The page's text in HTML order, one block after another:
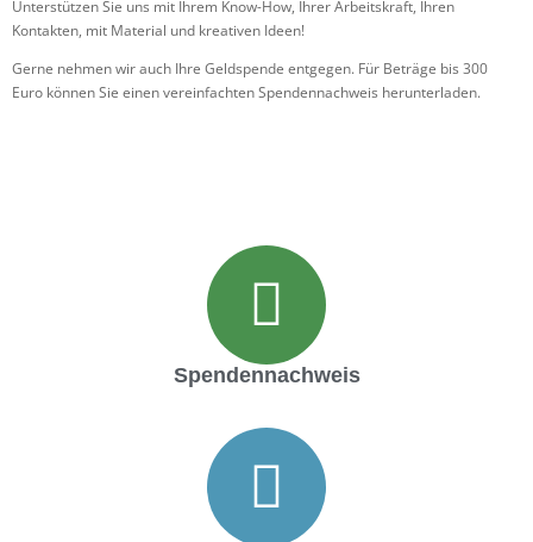
Unterstützen Sie uns mit Ihrem Know-How, Ihrer Arbeitskraft, Ihren
Kontakten, mit Material und kreativen Ideen!
Gerne nehmen wir auch Ihre Geldspende entgegen. Für Beträge bis 300
Euro können Sie einenvereinfachten Spendennachweis herunterladen.
Spendennachweis